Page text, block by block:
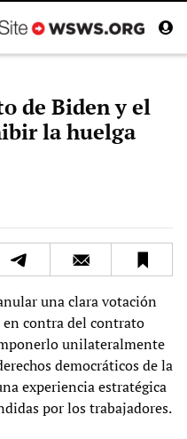
de Biden y el
la huelga
una clara votación
contra del contrato
unilateralmente
democráticos de la
experiencia estratégica
por los trabajadores.